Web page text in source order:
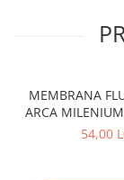
MEMBRANA
ARCA MILENIUM
-54,00